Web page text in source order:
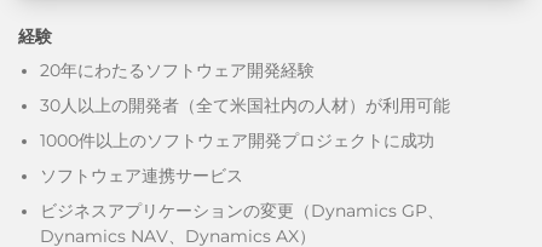
経験
20年にわたるソフトウェア開発経験
30人以上の開発者（全て米国社内の人材）が利用可能
1000件以上のソフトウェア開発プロジェクトに成功
ソフトウェア連携サービス
ビジネスアプリケーションの変更（Dynamics GP、
Dynamics NAV、Dynamics AX）